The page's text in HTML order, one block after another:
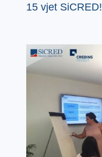
15 vjet SiCRED!